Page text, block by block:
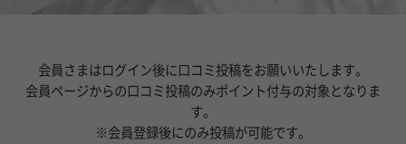
会員さまはログイン後に口コミ投稿をお願いいたします。
会員ページからの口コミ投稿のみポイント付与の対象となりま
す。
※会員登録後にのみ投稿が可能です。